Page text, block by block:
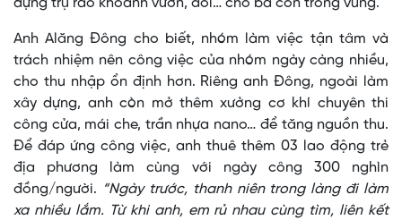
dựng trụ rào khoanh vườn, đồi… cho bà con trong vùng.
Anh Alăng Đông cho biết, nhóm làm việc tận tâm và
trách nhiệm nên công việc của nhóm ngày càng nhiều,
cho thu nhập ổn định hơn. Riêng anh Đông, ngoài làm
xây dựng, anh còn mở thêm xưởng cơ khí chuyên thi
công cửa, mái che, trần nhựa nano… để tăng nguồn thu.
Để đáp ứng công việc, anh thuê thêm 03 lao động trẻ
địa phương làm cùng với ngày công 300 nghìn
đồng/người. “Ngày trước, thanh niên trong làng đi làm
xa nhiều lắm. Từ khi anh, em rủ nhau cùng tìm, liên kết